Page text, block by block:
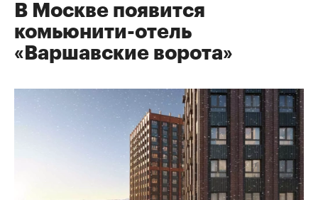
В Москве появится
комьюнити-отель
«Варшавские ворота»